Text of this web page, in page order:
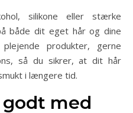
silikone eller stærke
både dit eget hår og dine
produkter, gerne
så du sikrer, at dit hår
i længere tid.
godt med